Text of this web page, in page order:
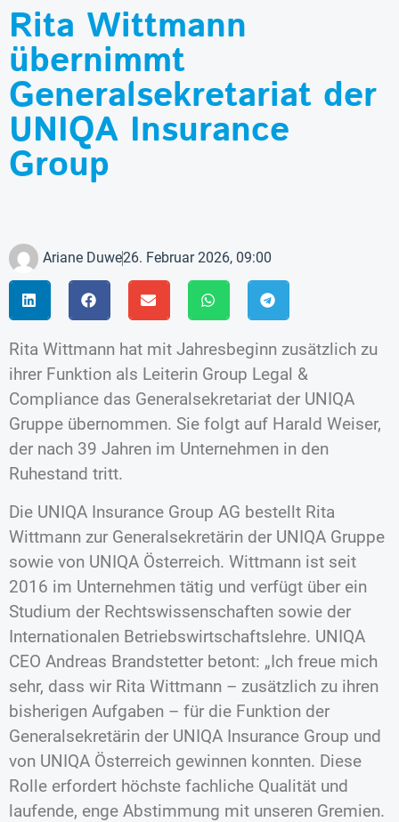
Rita Wittmann
übernimmt
Generalsekretariat der
UNIQA Insurance
Group
Ariane Duwe26. Februar 2026, 09:00
Rita Wittmann hat mit Jahresbeginn zusätzlich zu
ihrer Funktion als Leiterin Group Legal &
Compliance das Generalsekretariat der UNIQA
Gruppe übernommen. Sie folgt auf Harald Weiser,
der nach 39 Jahren im Unternehmen in den
Ruhestand tritt.
Die UNIQA Insurance Group AG bestellt Rita
Wittmann zur Generalsekretärin der UNIQA Gruppe
sowie von UNIQA Österreich. Wittmann ist seit
2016 im Unternehmen tätig und verfügt über ein
Studium der Rechtswissenschaften sowie der
Internationalen Betriebswirtschaftslehre. UNIQA
CEO Andreas Brandstetter betont: „Ich freue mich
sehr, dass wir Rita Wittmann – zusätzlich zu ihren
bisherigen Aufgaben – für die Funktion der
Generalsekretärin der UNIQA Insurance Group und
von UNIQA Österreich gewinnen konnten. Diese
Rolle erfordert höchste fachliche Qualität und
laufende, enge Abstimmung mit unseren Gremien.